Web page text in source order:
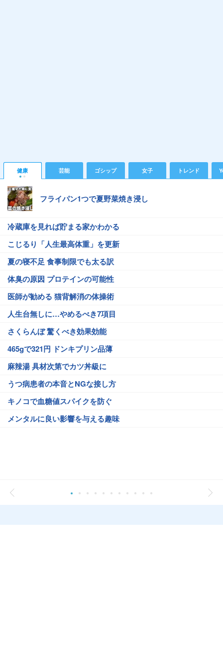
健康 芸能 ゴシップ 女子 トレンド
フライパン1つで夏野菜焼き浸し
冷蔵庫を見れば貯まる家かわかる
こじるり「人生最高体重」を更新
夏の寝不足 食事制限でも太る訳
体臭の原因 プロテインの可能性
医師が勧める 猫背解消の体操術
人生台無しに…やめるべき7項目
さくらんぼ 驚くべき効果効能
465gで321円 ドンキプリン品薄
麻辣湯 具材次第でカツ丼級に
うつ病患者の本音とNGな接し方
キノコで血糖値スパイクを防ぐ
メンタルに良い影響を与える趣味